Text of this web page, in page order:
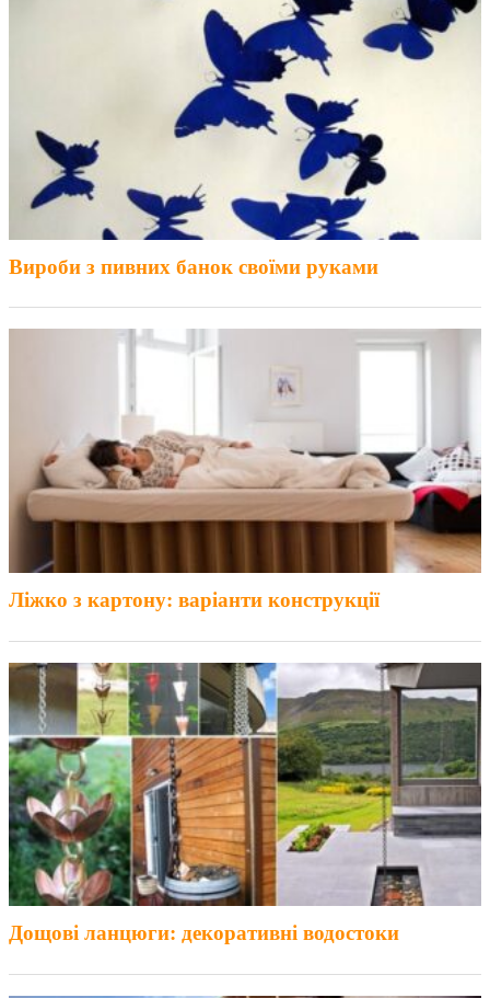
Вироби з пивних банок своїми руками
Ліжко з картону: варіанти конструкції
Дощові ланцюги: декоративні водостоки